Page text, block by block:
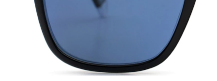
43 mm
Largeur des verres Largeur des verres
Largeur
des verres